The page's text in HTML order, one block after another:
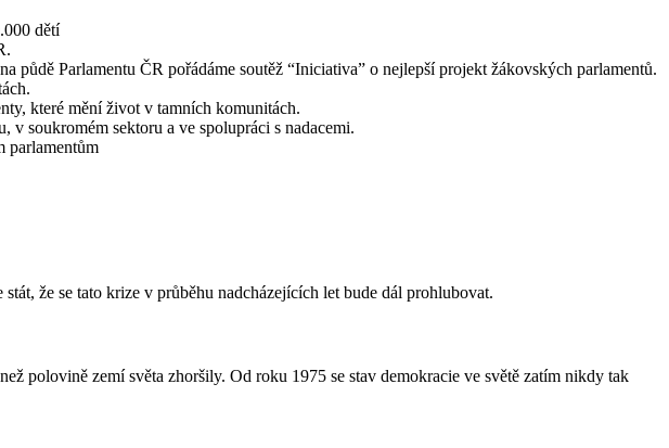
dětí
Parlamentu ČR pořádáme soutěž “Iniciativa” o nejlepší projekt žákovských parlamentů.
které mění život v tamních komunitách.
v soukromém sektoru a ve spolupráci s nadacemi.
parlamentům
že se tato krize v průběhu nadcházejících let bude dál prohlubovat.
polovině zemí světa zhoršily. Od roku 1975 se stav demokracie ve světě zatím nikdy tak